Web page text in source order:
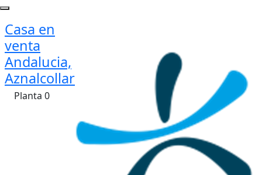
Casa en
venta
Andalucia,
Aznalcollar
Planta 0